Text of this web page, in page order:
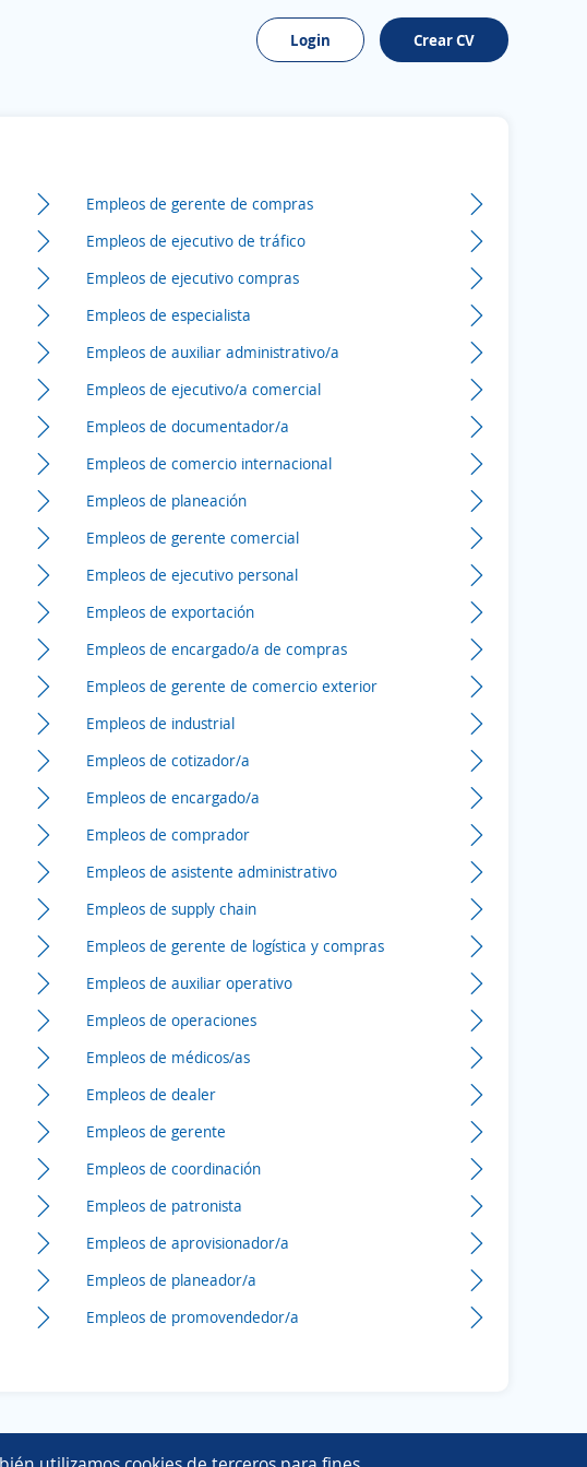
Login Crear CV
Empleos de gerente de compras
Empleos de ejecutivo de tráfico
Empleos de ejecutivo compras
Empleos de especialista
Empleos de auxiliar administrativo/a
Empleos de ejecutivo/a comercial
Empleos de documentador/a
Empleos de comercio internacional
Empleos de planeación
Empleos de gerente comercial
Empleos de ejecutivo personal
Empleos de exportación
Empleos de encargado/a de compras
Empleos de gerente de comercio exterior
Empleos de industrial
Empleos de cotizador/a
Empleos de encargado/a
Empleos de comprador
Empleos de asistente administrativo
Empleos de supply chain
Empleos de gerente de logística y compras
Empleos de auxiliar operativo
Empleos de operaciones
Empleos de médicos/as
Empleos de dealer
Empleos de gerente
Empleos de coordinación
Empleos de patronista
Empleos de aprovisionador/a
Empleos de planeador/a
Empleos de promovendedor/a